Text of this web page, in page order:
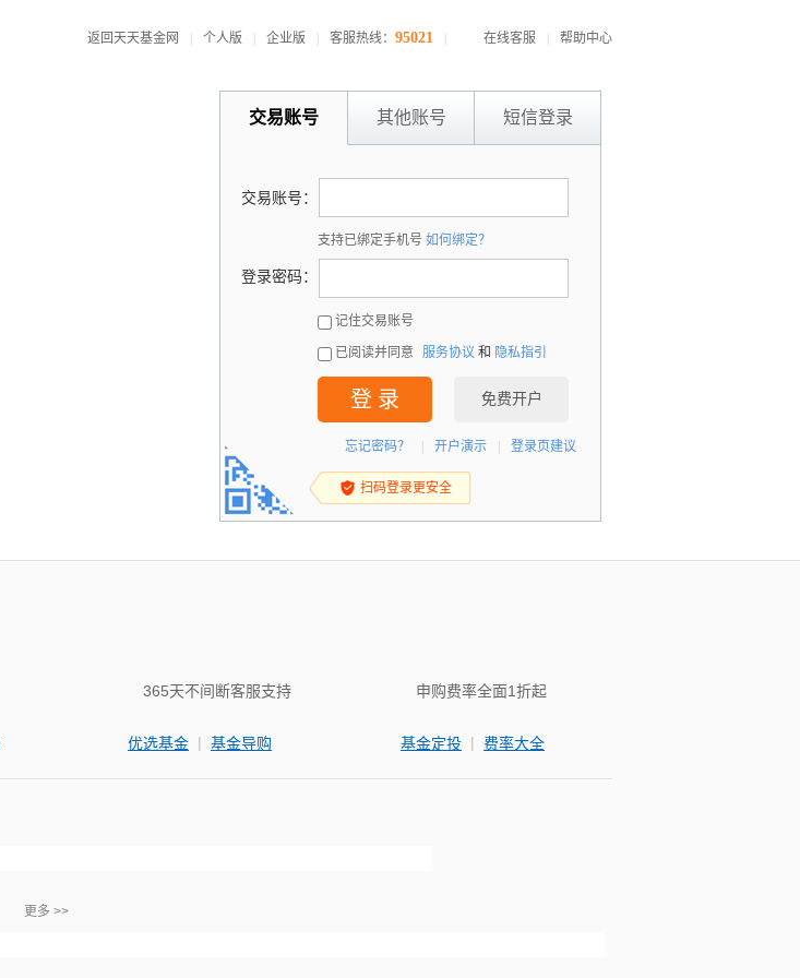
返回天天基金网 个人版 企业版 客服热线： 95021 在线客服 帮助中心
交易账号 其他账号 短信登录
交易账号：
支持已绑定手机号 如何绑定？
登录密码：
记住交易账号
已阅读并同意 服务协议 和 隐私指引
登 录 免费开户
忘记密码？ 开户演示 登录页建议
扫码登录更安全
365天不间断客服支持
优选基金 | 基金导购
申购费率全面1折起
基金定投 | 费率大全
更多 >>